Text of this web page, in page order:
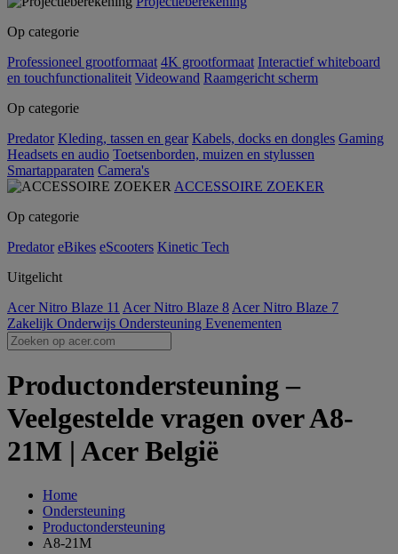
Op categorie
Professioneel grootformaat 4K grootformaat Interactief whiteboard
en touchfunctionaliteit Videowand Raamgericht scherm
Op categorie
Predator Kleding, tassen en gear Kabels, docks en dongles Gaming
Headsets en audio Toetsenborden, muizen en stylussen
Smartapparaten Camera's
ACCESSOIRE ZOEKER
Op categorie
Predator eBikes eScooters Kinetic Tech
Uitgelicht
Acer Nitro Blaze 11 Acer Nitro Blaze 8 Acer Nitro Blaze 7
Zakelijk Onderwijs Ondersteuning Evenementen
Productondersteuning –
Veelgestelde vragen over A8-
21M | Acer België
Home
Ondersteuning
Productondersteuning
A8-21M